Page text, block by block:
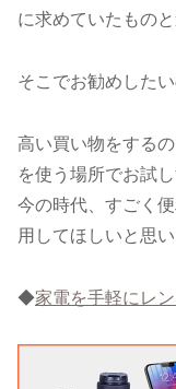
に求めていたもの
そこでお勧めした
高い買い物をする
を使う場所でお試
今の時代、すごく
用してほしいと思い
◆家電を手軽にレ